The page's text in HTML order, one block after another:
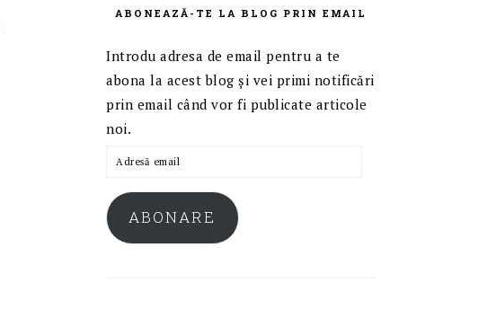
ABONEAZĂ-TE LA BLOG PRIN EMAIL
Introdu adresa de email pentru a te
abona la acest blog și vei primi notificări
prin email când vor fi publicate articole
noi.
Adresă
ABONARE